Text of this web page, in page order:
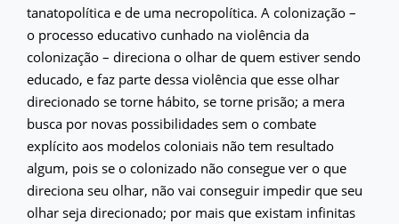
tanatopolítica e de uma necropolítica. A colonização –
o processo educativo cunhado na violência da
colonização – direciona o olhar de quem estiver sendo
educado, e faz parte dessa violência que esse olhar
direcionado se torne hábito, se torne prisão; a mera
busca por novas possibilidades sem o combate
explícito aos modelos coloniais não tem resultado
algum, pois se o colonizado não consegue ver o que
direciona seu olhar, não vai conseguir impedir que seu
olhar seja direcionado; por mais que existam infinitas